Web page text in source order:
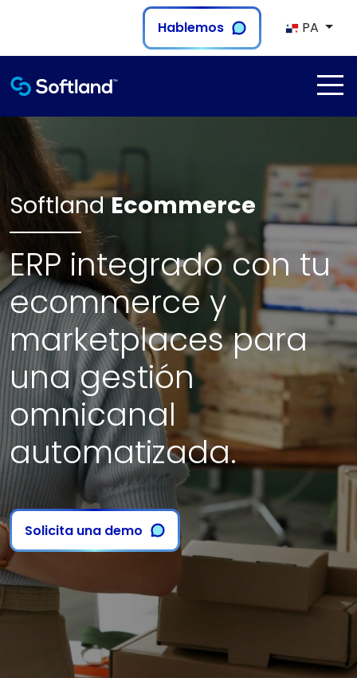
Hablemos PA
SoftlandEcommerce
ERP integrado con tu
ecommerce y
marketplaces para
una gestión
omnicanal
automatizada.
Solicita una demo